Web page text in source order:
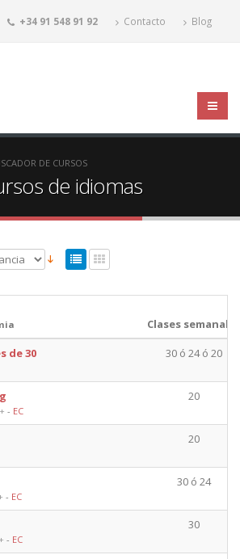
+34 91 548 91 92 Contacto Blog
DE CURSOS
de idiomas
Clases semanales
de 30
30 ó 24 ó 20
- EC
20
20
- EC
30 ó 24
- EC
30